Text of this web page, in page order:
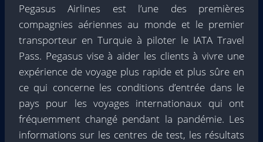
Pegasus Airlines est l’une des premières
compagnies aériennes au monde et le premier
transporteur en Turquie à piloter le IATA Travel
Pass. Pegasus vise à aider les clients à vivre une
expérience de voyage plus rapide et plus sûre en
ce qui concerne les conditions d’entrée dans le
pays pour les voyages internationaux qui ont
fréquemment changé pendant la pandémie. Les
informations sur les centres de test, les résultats